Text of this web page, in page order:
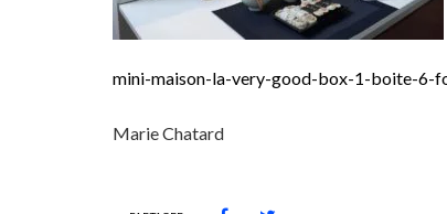
mini-maison-la-very-good-box-1-boite-6-
Marie Chatard